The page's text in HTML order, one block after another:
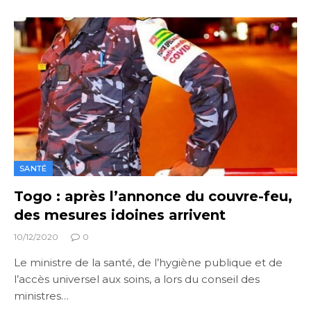
SANTÉ
Togo : après l’annonce du couvre-feu,
des mesures idoines arrivent
10/12/2020 0
Le ministre de la santé, de l’hygiène publique et de
l’accès universel aux soins, a lors du conseil des
ministres…